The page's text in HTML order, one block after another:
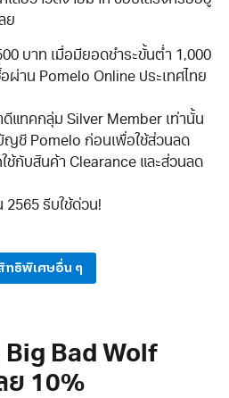
ย
บาท เมื่อมียอดชำระขั้นต่ำ 1,000
ผ่าน Pomelo Online ประเทศไทย
แทคกลุ่ม Silver Member เท่านั้น
ญชี Pomelo ก่อนเพื่อใช้ส่วนลด
ใช้กับสินค้า Clearance และส่วนลด
2565 รีบใช้ด่วน!
ทธิพิเศษอื่น ๆ
Bad Wolf
ย 10%